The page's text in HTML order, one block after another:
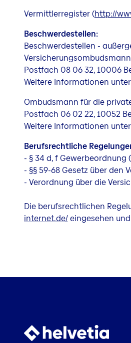
Vermittlerregister (http://
Beschwerdestellen:
Beschwerdestellen -
Versicherungsombudsmann
Postfach 08 06 32, 10006
Weitere Informationen
Ombudsmann für die
Postfach 06 02 22, 10052
Weitere Informationen
Berufsrechtliche
- § 34 d, f Gewerbeordnung
- §§ 59-68 Gesetz über den
- Verordnung über die
Die berufsrechtlichen
internet.de/eingesehen